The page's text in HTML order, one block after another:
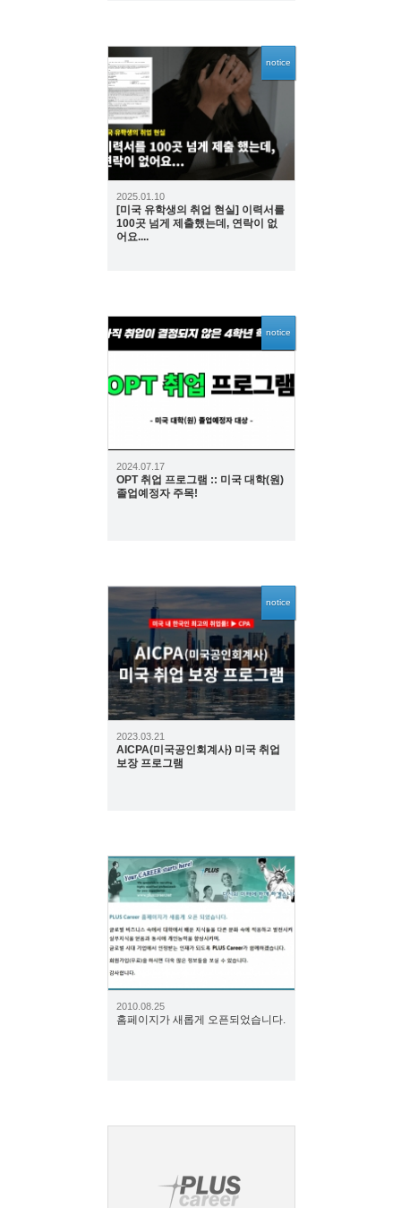
notice
1966
2025.01.10
[미국 유학생의 취업 현실] 이력서를
100곳 넘게 제출했는데, 연락이 없
어요....
notice
2744
2024.07.17
OPT 취업 프로그램 :: 미국 대학(원)
졸업예정자 주목!
notice
6593
2023.03.21
AICPA(미국공인회계사) 미국 취업
보장 프로그램
2154
2010.08.25
홈페이지가 새롭게 오픈되었습니다.